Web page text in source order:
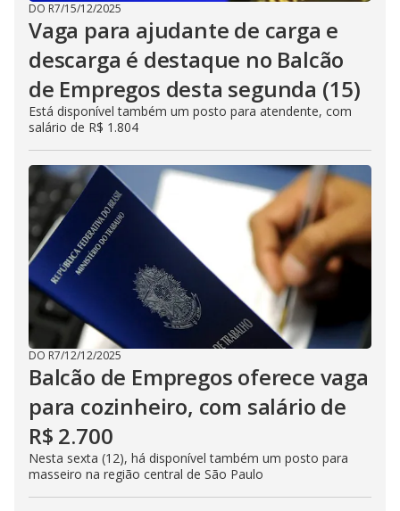
DO R7/15/12/2025
Vaga para ajudante de carga e
descarga é destaque no Balcão
de Empregos desta segunda (15)
Está disponível também um posto para atendente, com
salário de R$ 1.804
DO R7/12/12/2025
Balcão de Empregos oferece vaga
para cozinheiro, com salário de
R$ 2.700
Nesta sexta (12), há disponível também um posto para
masseiro na região central de São Paulo